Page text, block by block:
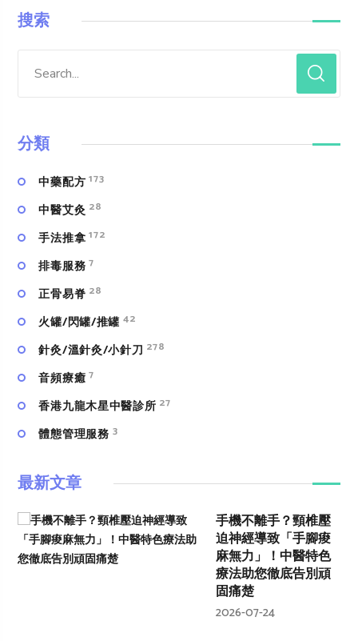
搜索
分類
中藥配方 173
中醫艾灸 28
手法推拿 172
排毒服務 7
正骨易脊 28
火罐/閃罐/推罐 42
針灸/溫針灸/小針刀 278
⾳頻療癒 7
香港九龍木星中醫診所 27
體態管理服務 3
最新文章
手機不離手？頸椎壓
迫神經導致「手腳痠
麻無力」！中醫特色
療法助您徹底告別頑
固痛楚
2026-07-24